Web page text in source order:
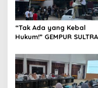
“Tak Ada yang Kebal
Hukum!” GEMPUR SULTRA
Tanawali dan PT
Tadisangka, Siap Kuasai
Lahan Puuwatu